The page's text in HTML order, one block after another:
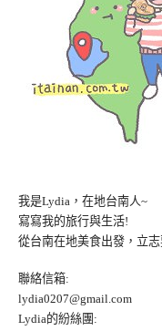
我是Lydia，在地台南人~
寫寫我的旅行與生活!
從台南在地美食出發，立
聯絡信箱:
lydia0207@gmail.com
Lydia的紛絲團: